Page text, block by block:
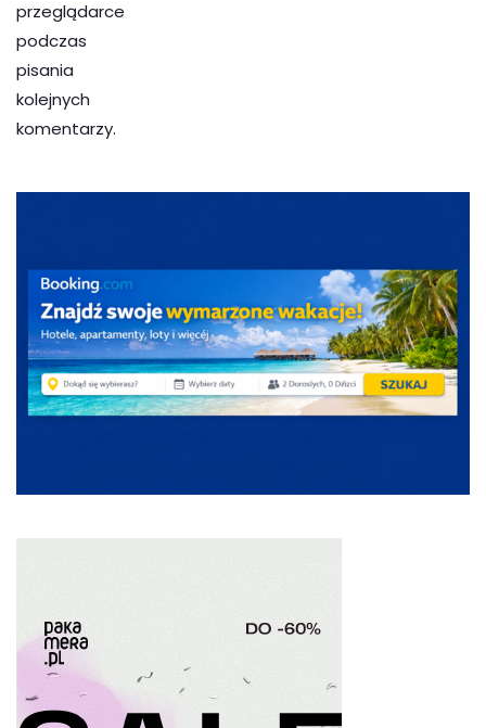
przeglądarce
podczas
pisania
kolejnych
komentarzy.